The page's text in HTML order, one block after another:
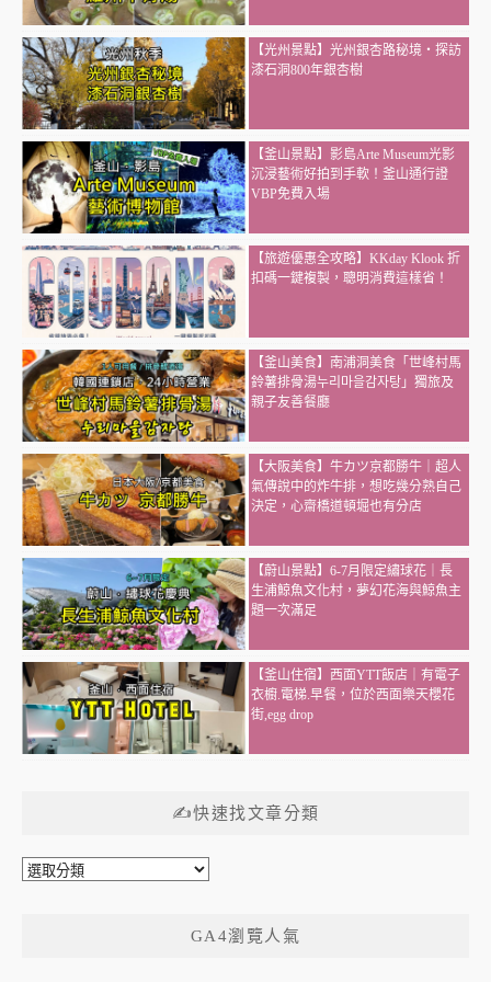
【光州景點】光州銀杏路秘境・探訪
漆石洞800年銀杏樹
【釜山景點】影島Arte Museum光影
沉浸藝術好拍到手軟！釜山通行證
VBP免費入場
【旅遊優惠全攻略】KKday Klook 折
扣碼一鍵複製，聰明消費這樣省！
【釜山美食】南浦洞美食「世峰村馬
鈴薯排骨湯누리마을감자탕」獨旅及
親子友善餐廳
【大阪美食】牛カツ京都勝牛｜超人
氣傳說中的炸牛排，想吃幾分熟自己
決定，心齋橋道頓堀也有分店
【蔚山景點】6-7月限定繡球花｜長
生浦鯨魚文化村，夢幻花海與鯨魚主
題一次滿足
【釜山住宿】西面YTT飯店｜有電子
衣櫥.電梯.早餐，位於西面樂天櫻花
街,egg drop
✍快速找文章分類
✍
GA4瀏覽人氣